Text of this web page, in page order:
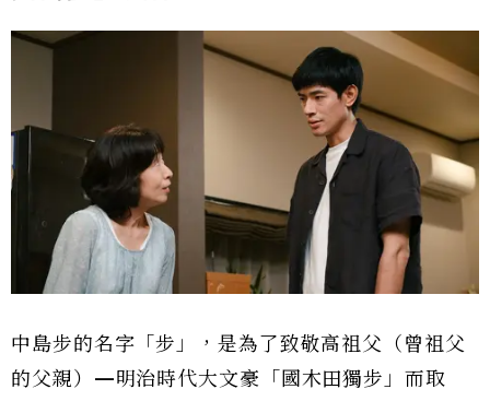
中島步的名字「步」，是為了致敬高祖父（曾祖父
的父親）—明治時代大文豪「國木田獨步」而取